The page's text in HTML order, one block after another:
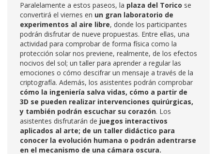
Paralelamente a estos paseos, la plaza del Torico se
convertirá el viernes en un gran laboratorio de
experimentos al aire libre, donde los participantes
podrán disfrutar de nueve propuestas. Entre ellas, una
actividad para comprobar de forma física como la
protección solar nos previene, realmente, de los efectos
nocivos del sol; un taller para aprender a regular las
emociones o cómo descifrar un mensaje a través de la
criptografía. Además, los asistentes podrán comprobar
cómo la ingeniería salva vidas, cómo a partir de
3D se pueden realizar intervenciones quirúrgicas,
y también podrán escuchar su corazón. Los
asistentes disfrutarán de juegos interactivos
aplicados al arte; de un taller didáctico para
conocer la evolución humana o podrán adentrarse
en el mecanismo de una cámara oscura.